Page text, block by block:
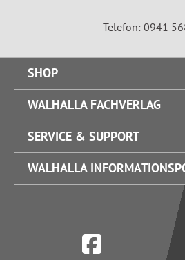
Telefon: 0941
SHOP
WALHALLA FACHVERLAG
SERVICE & SUPPORT
WALHALLA